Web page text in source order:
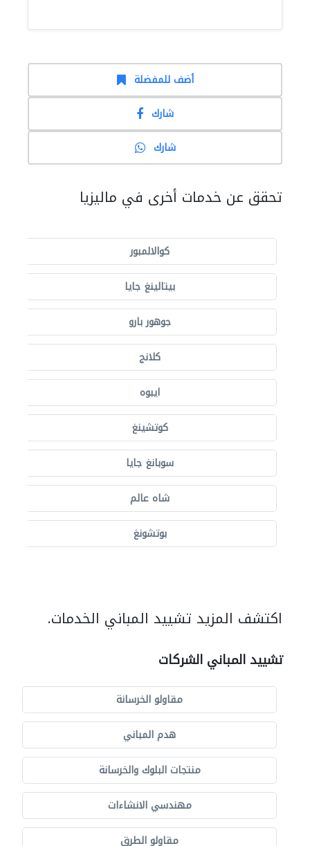
أضف للمفضلة
شارك
شارك
تحقق عن خدمات أخرى في ماليزيا
كوالالمبور
بيتالينغ جايا
جوهور بارو
كلانج
ايبوه
كوتشينغ
سوبانغ جايا
شاه عالم
بوتشونغ
اكتشف المزيد تشييد المباني الخدمات.
تشييد المباني الشركات
مقاولو الخرسانة
هدم المباني
منتجات البلوك والخرسانة
مهندسي الانشاءات
مقاولو الطرق